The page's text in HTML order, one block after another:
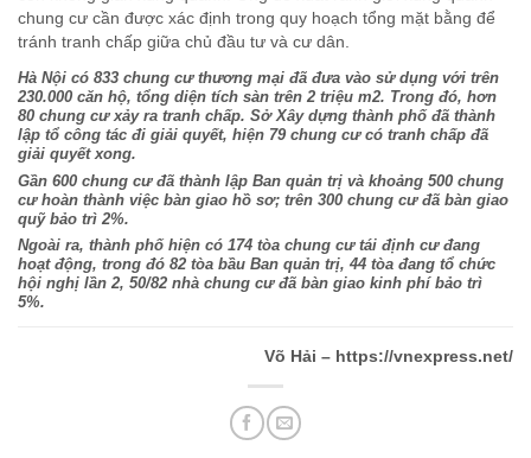
chung cư cần được xác định trong quy hoạch tổng mặt bằng để
tránh tranh chấp giữa chủ đầu tư và cư dân.
Hà Nội có 833 chung cư thương mại đã đưa vào sử dụng với trên
230.000 căn hộ, tổng diện tích sàn trên 2 triệu m2. Trong đó, hơn
80 chung cư xảy ra tranh chấp. Sở Xây dựng thành phố đã thành
lập tổ công tác đi giải quyết, hiện 79 chung cư có tranh chấp đã
giải quyết xong.
Gần 600 chung cư đã thành lập Ban quản trị và khoảng 500 chung
cư hoàn thành việc bàn giao hồ sơ; trên 300 chung cư đã bàn giao
quỹ bảo trì 2%.
Ngoài ra, thành phố hiện có 174 tòa chung cư tái định cư đang
hoạt động, trong đó 82 tòa bầu Ban quản trị, 44 tòa đang tổ chức
hội nghị lần 2, 50/82 nhà chung cư đã bàn giao kinh phí bảo trì
5%.
Võ Hải – https://vnexpress.net/